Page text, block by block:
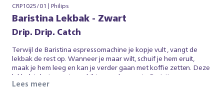
CRP1025/01 | Philips
Baristina Lekbak - Zwart
Drip. Drip. Catch
Terwijl de Baristina espressomachine je kopje vult , vangt de
lekbak de rest op. Wanneer je maar wilt, schuif je hem eruit,
maak je hem leeg en kan je verder gaan met koffie zetten. Deze
lekbak is het meest geschikt voor de zwarte Baristina
espressomachines vanwege de kleur, maar werkt ook met de
Lees meer